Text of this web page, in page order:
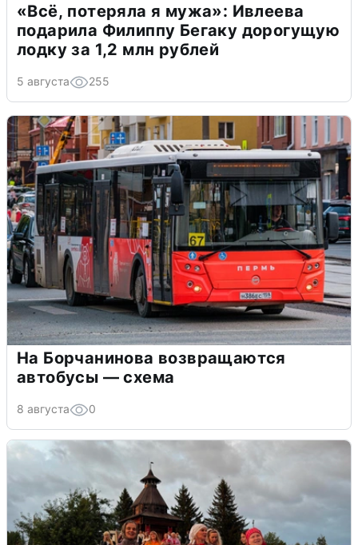
«Всё, потеряла я мужа»: Ивлеева
подарила Филиппу Бегаку дорогущую
лодку за 1,2 млн рублей
5 августа 255
На Борчанинова возвращаются
автобусы — схема
8 августа 0